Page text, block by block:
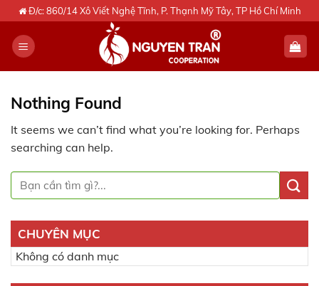
Skip
to
content
Đ/c: 860/14 Xô Viết Nghệ Tĩnh, P. Thạnh Mỹ Tây, TP Hồ Chí Minh
Nothing Found
It seems we can’t find what you’re looking for. Perhaps
searching can help.
CHUYÊN MỤC
Không có danh mục